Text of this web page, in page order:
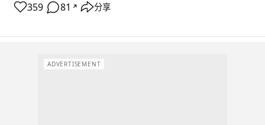
359 81 ↗ 分享
ADVERTISEMENT